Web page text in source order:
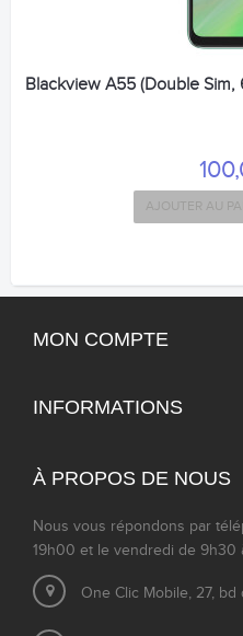
Blackview A55 (Double Sim,
AJOUTER AU
MON COMPTE
INFORMATIONS
À PROPOS DE NOUS
Nous vous répondons par
19h00 et le vendredi de 9h30
One Clic Mobile, 27,